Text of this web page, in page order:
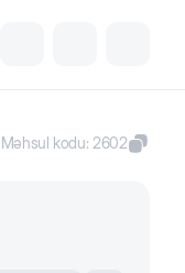
Məhsul kodu: 2602